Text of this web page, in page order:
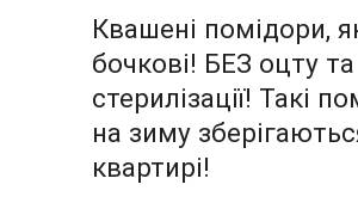
Квашені помідори,
бочкові! БЕЗ оцту та
стерилізації! Такі
на зиму
квартирі!